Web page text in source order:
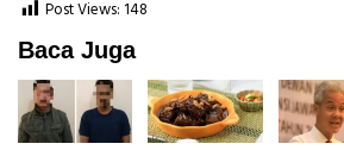
Post Views: 148
Baca Juga